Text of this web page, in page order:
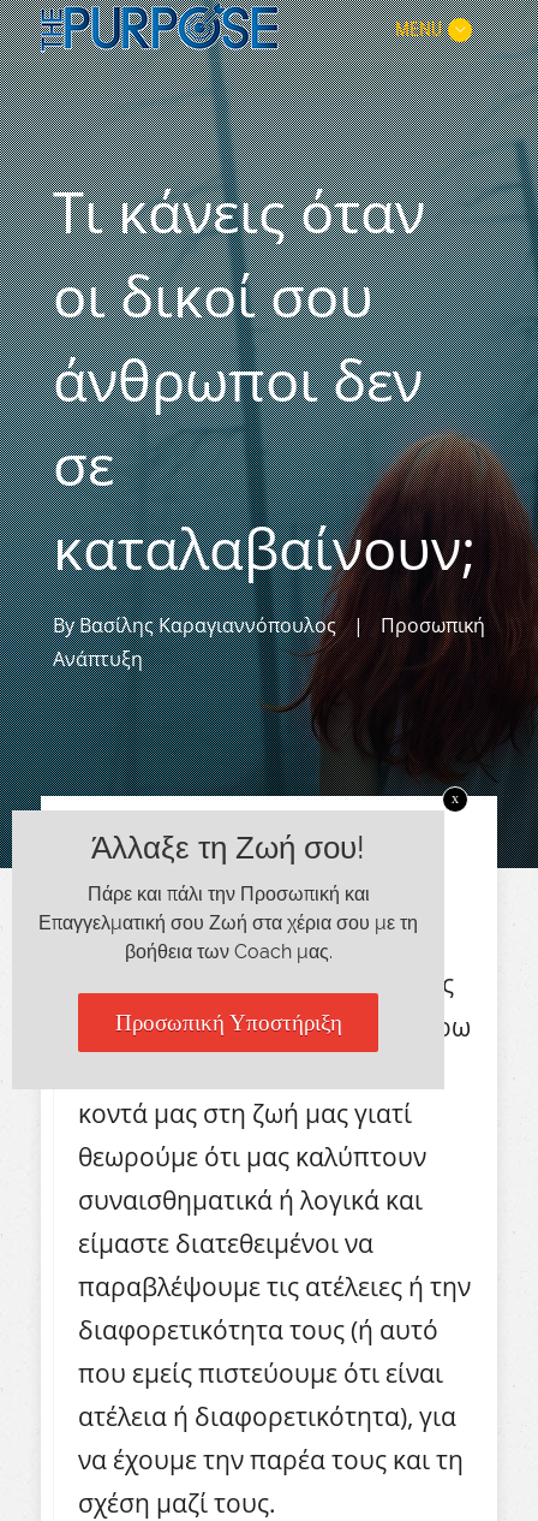
MENU
Τι κάνεις όταν
οι δικοί σου
άνθρωποι δεν
σε
καταλαβαίνουν;
ByΒασίλης Καραγιαννόπουλος |
Προσωπική
Ανάπτυξη
Γεννιόμαστε και ζούμε σε ένα
περιβάλλον που βρίσκεται
διαρκώς σε κίνηση. Έχουμε
συγγενείς, γνωστούς και φίλους
που ζουν και περιφέρονται γύρω
κοντά μας στη ζωή μας γιατί
θεωρούμε ότι μας καλύπτουν
συναισθηματικά ή λογικά και
είμαστε διατεθειμένοι να
παραβλέψουμε τις ατέλειες ή την
διαφορετικότητα τους (ή αυτό
που εμείς πιστεύουμε ότι είναι
ατέλεια ή διαφορετικότητα), για
να έχουμε την παρέα τους και τη
σχέση μαζί τους.
Άλλαξε τη Ζωή σου!
Πάρε και πάλι την Προσωπική και
Επαγγελματική σου Ζωή στα χέρια σου με τη
βοήθεια των Coach μας.
Προσωπική Υποστήριξη
x